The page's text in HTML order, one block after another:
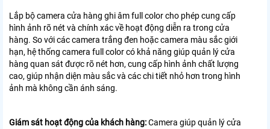
Lắp bộ camera cửa hàng ghi âm full color cho phép cung cấp
hình ảnh rõ nét và chính xác về hoạt động diễn ra trong cửa
hàng. So với các camera trắng đen hoặc camera màu sắc giới
hạn, hệ thống camera full color có khả năng giúp quản lý cửa
hàng quan sát được rõ nét hơn, cung cấp hình ảnh chất lượng
cao, giúp nhận diện màu sắc và các chi tiết nhỏ hơn trong hình
ảnh mà không cần ánh sáng.
Giám sát hoạt động của khách hàng:Camera giúp quản lý cửa